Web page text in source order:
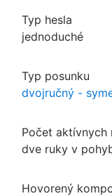
Typ hesla
jednoduché
Typ posunku
dvojručný -
Počet aktívnych
dve ruky v
Hovorený